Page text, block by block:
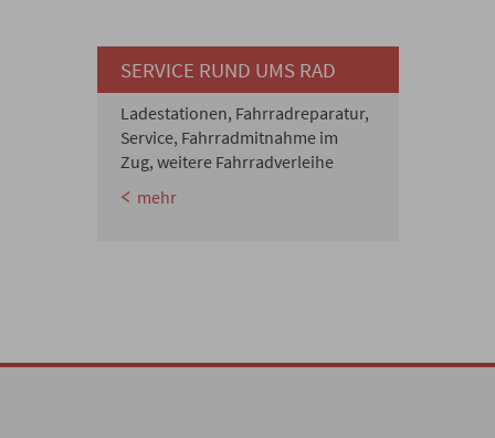
SERVICE RUND UMS RAD
Ladestationen, Fahrradreparatur,
Service, Fahrradmitnahme im
Zug, weitere Fahrradverleihe
mehr